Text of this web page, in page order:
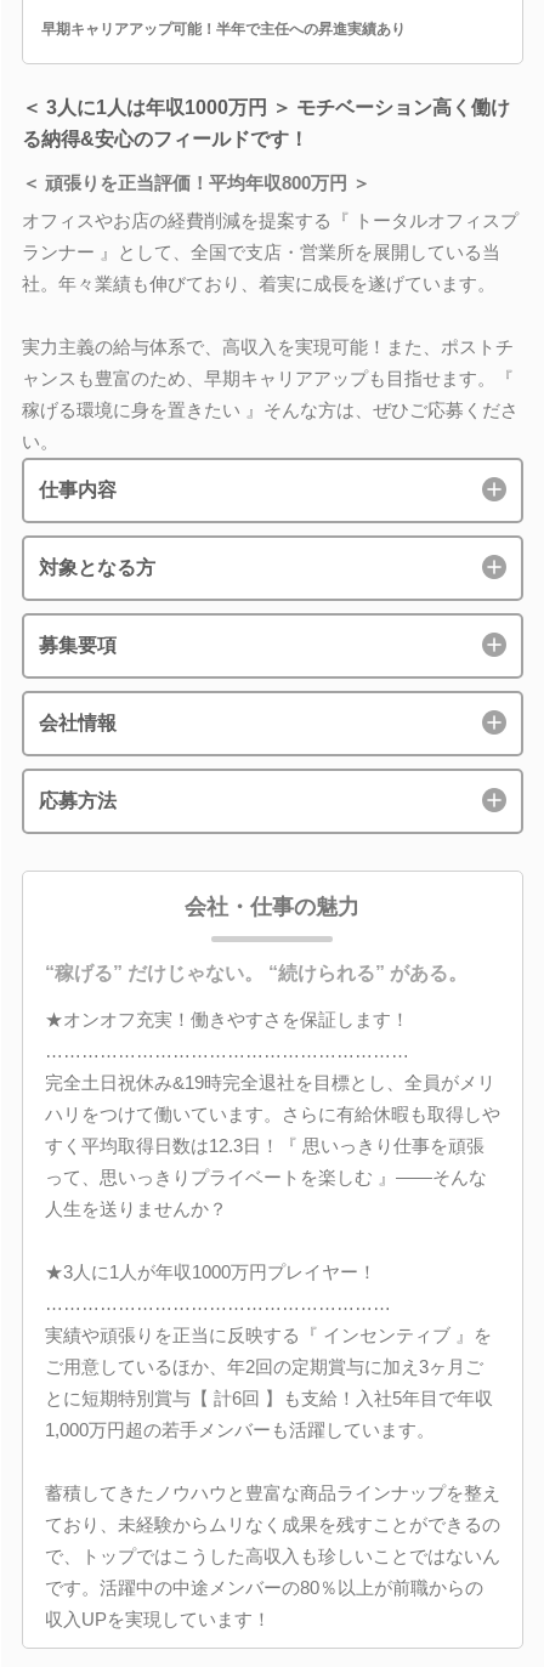
早期キャリアアップ可能！半年で主任への昇進実績あり
＜ 3人に1人は年収1000万円 ＞ モチベーション高く働け
る納得&安心のフィールドです！
＜ 頑張りを正当評価！平均年収800万円 ＞
オフィスやお店の経費削減を提案する『 トータルオフィスプ
ランナー 』として、全国で支店・営業所を展開している当
社。年々業績も伸びており、着実に成長を遂げています。
実力主義の給与体系で、高収入を実現可能！また、ポストチ
ャンスも豊富のため、早期キャリアアップも目指せます。『
稼げる環境に身を置きたい 』そんな方は、ぜひご応募くださ
い。
仕事内容
対象となる方
募集要項
会社情報
応募方法
会社・仕事の魅力
“稼げる” だけじゃない。 “続けられる” がある。
★オンオフ充実！働きやすさを保証します！
……………………………………………………
完全土日祝休み&19時完全退社を目標とし、全員がメリ
ハリをつけて働いています。さらに有給休暇も取得しや
すく平均取得日数は12.3日！『 思いっきり仕事を頑張
って、思いっきりプライベートを楽しむ 』――そんな
人生を送りませんか？
★3人に1人が年収1000万円プレイヤー！
…………………………………………………
実績や頑張りを正当に反映する『 インセンティブ 』を
ご用意しているほか、年2回の定期賞与に加え3ヶ月ご
とに短期特別賞与【 計6回 】も支給！入社5年目で年収
1,000万円超の若手メンバーも活躍しています。
蓄積してきたノウハウと豊富な商品ラインナップを整え
ており、未経験からムリなく成果を残すことができるの
で、トップではこうした高収入も珍しいことではないん
です。活躍中の中途メンバーの80％以上が前職からの
収入UPを実現しています！